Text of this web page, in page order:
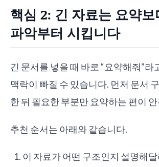
핵심 2: 긴 자료는 요약
파악부터 시킵니다
긴 문서를 넣을 때 바로 “요약해줘”라
맥락이 빠질 수 있습니다. 먼저 문서
한 뒤 필요한 부분만 요약하는 편이
추천 순서는 아래와 같습니다.
이 자료가 어떤 구조인지 설명해달